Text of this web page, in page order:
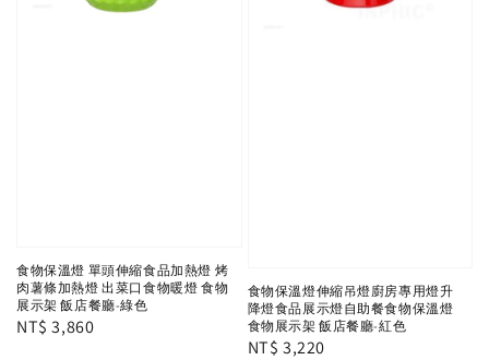
食物保溫燈 單頭伸縮食品加熱燈 烤
肉薯條加熱燈 出菜口食物暖燈 食物
展示架 飯店餐廳-綠色
Regular
NT$ 3,860
食物保溫燈伸縮吊燈廚房專用燈升
降燈食品展示燈自助餐食物保溫燈
食物展示架 飯店餐廳-紅色
Regular
NT$ 3,220